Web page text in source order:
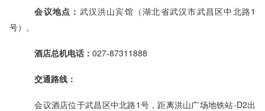
会议地点： 武汉洪山宾馆（湖北省武汉市武昌区中北路1
号）。
酒店总机电话：027-87311888
交通路线：
会议酒店位于武昌区中北路1号，距离洪山广场地铁站-D2出